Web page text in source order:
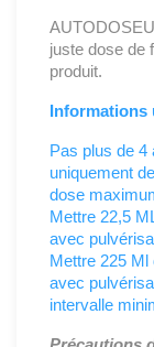
juste dose de
produit.
Informations
Pas plus de 4
uniquement
dose
Mettre 22,5
avec
Mettre 225 Ml
avec
intervalle